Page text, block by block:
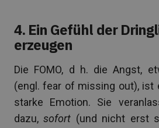
4. Ein Gefühl der
erzeugen
Die FOMO, d h. die Angst,
(engl. fear of missing out), ist
starke Emotion. Sie
dazu,sofort (und nicht erst